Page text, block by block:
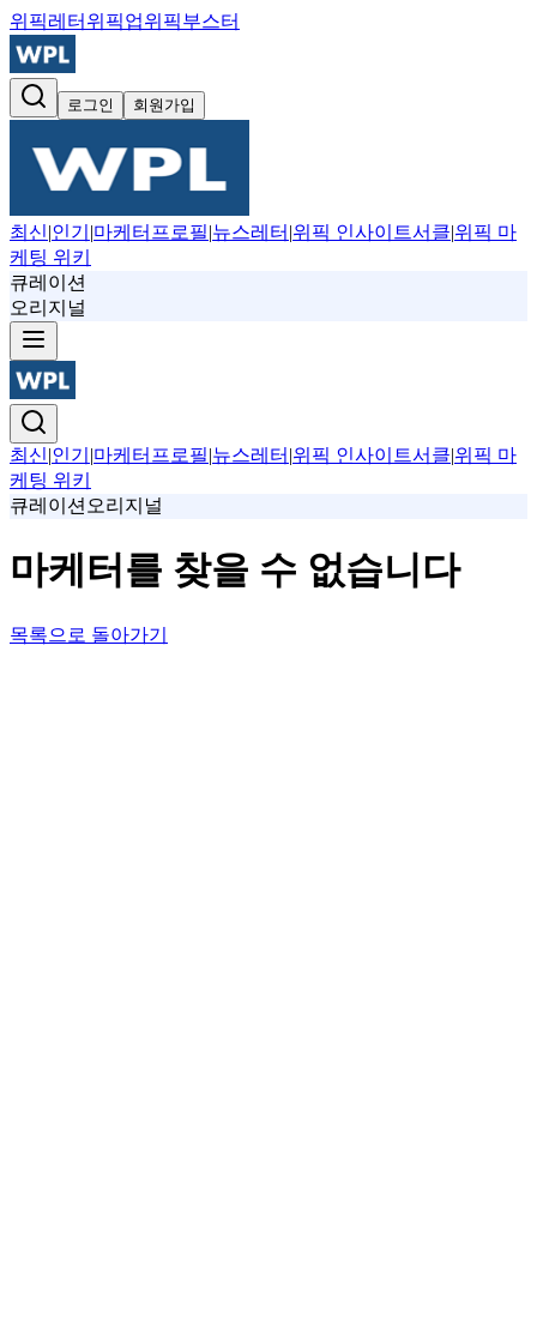
위픽레터 위픽업위픽부스터
로그인 회원가입
최신|인기 |마케터프로필|뉴스레터 |위픽 인사이트서클|위픽 마
케팅 위키
큐레이션
오리지널
최신|인기 |마케터프로필|뉴스레터 |위픽 인사이트서클|위픽 마
케팅 위키
큐레이션 오리지널
마케터를 찾을 수 없습니다
목록으로 돌아가기